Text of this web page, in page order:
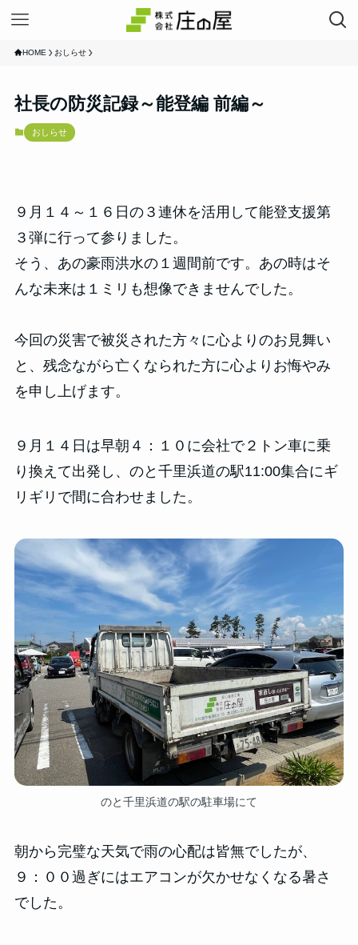
HOME おしらせ
社長の防災記録～能登編 前編～
おしらせ
９月１４～１６日の３連休を活用して能登支援第
３弾に行って参りました。
そう、あの豪雨洪水の１週間前です。あの時はそ
んな未来は１ミリも想像できませんでした。
今回の災害で被災された方々に心よりのお見舞い
と、残念ながら亡くなられた方に心よりお悔やみ
を申し上げます。
９月１４日は早朝４：１０に会社で２トン車に乗
り換えて出発し、のと千里浜道の駅11:00集合にギ
リギリで間に合わせました。
のと千里浜道の駅の駐車場にて
朝から完璧な天気で雨の心配は皆無でしたが、
９：００過ぎにはエアコンが欠かせなくなる暑さ
でした。